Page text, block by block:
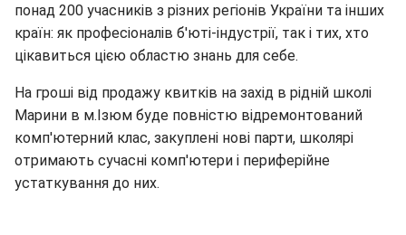
понад 200 учасників з різних регіонів України та інших
країн: як професіоналів б'юті-індустрії, так і тих, хто
цікавиться цією областю знань для себе.
На гроші від продажу квитків на захід в рідній школі
Марини в м.Ізюм буде повністю відремонтований
комп'ютерний клас, закуплені нові парти, школярі
отримають сучасні комп'ютери і периферійне
устаткування до них.